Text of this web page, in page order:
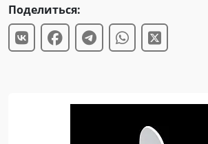
Поделиться: